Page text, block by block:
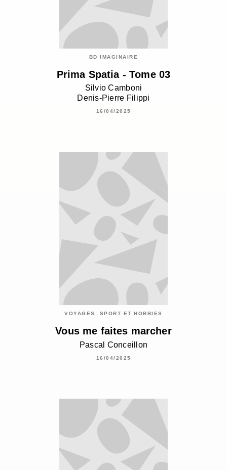
BD IMAGINAIRE
Prima Spatia - Tome 03
Silvio Camboni
Denis-Pierre Filippi
16/04/2025
VOYAGES, SPORT ET HOBBIES
Vous me faites marcher
Pascal Conceillon
16/04/2025